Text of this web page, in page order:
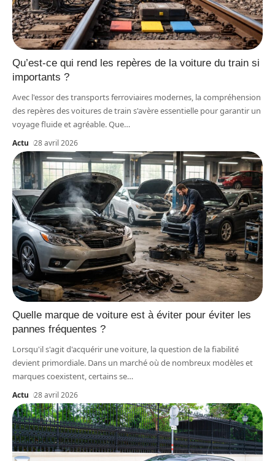
Qu’est-ce qui rend les repères de la voiture du train si
importants ?
Avec l'essor des transports ferroviaires modernes, la compréhension
des repères des voitures de train s'avère essentielle pour garantir un
voyage fluide et agréable. Que…
Actu 28 avril 2026
Quelle marque de voiture est à éviter pour éviter les
pannes fréquentes ?
Lorsqu'il s'agit d'acquérir une voiture, la question de la fiabilité
devient primordiale. Dans un marché où de nombreux modèles et
marques coexistent, certains se…
Actu 28 avril 2026